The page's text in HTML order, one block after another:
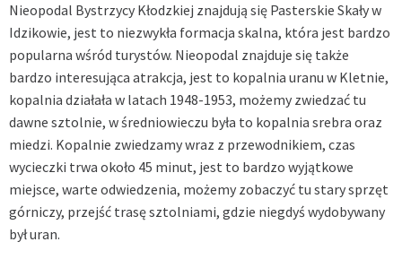
Nieopodal Bystrzycy Kłodzkiej znajdują się Pasterskie Skały w
Idzikowie, jest to niezwykła formacja skalna, która jest bardzo
popularna wśród turystów. Nieopodal znajduje się także
bardzo interesująca atrakcja, jest to kopalnia uranu w Kletnie,
kopalnia działała w latach 1948-1953, możemy zwiedzać tu
dawne sztolnie, w średniowieczu była to kopalnia srebra oraz
miedzi. Kopalnie zwiedzamy wraz z przewodnikiem, czas
wycieczki trwa około 45 minut, jest to bardzo wyjątkowe
miejsce, warte odwiedzenia, możemy zobaczyć tu stary sprzęt
górniczy, przejść trasę sztolniami, gdzie niegdyś wydobywany
był uran.